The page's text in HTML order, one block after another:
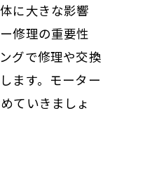
に大きな影響
修理の重要性
グで修理や交換
ます。モーター
ていきましょ